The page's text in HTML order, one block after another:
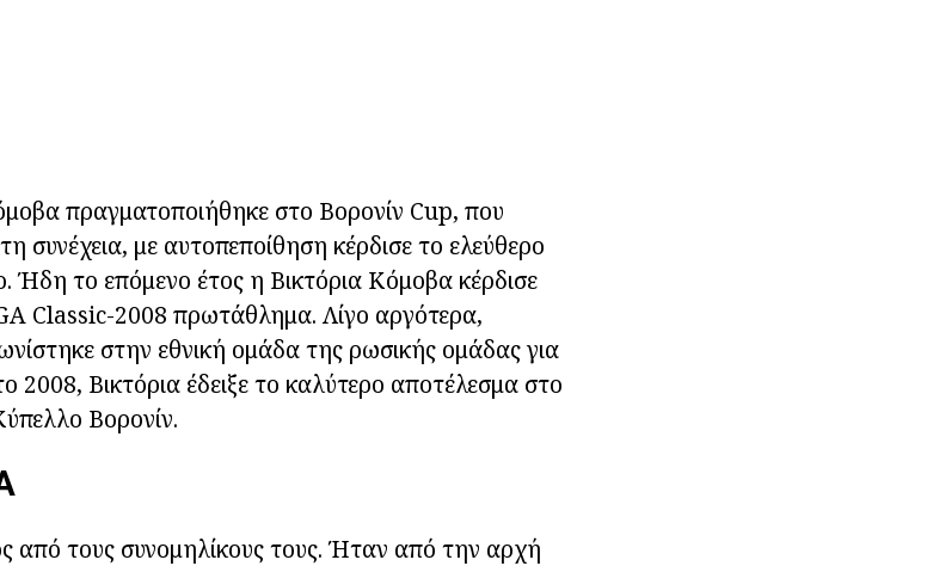
πραγματοποιήθηκε στο Βορονίν Cup, που
συνέχεια, με αυτοπεποίθηση κέρδισε το ελεύθερο
Ήδη το επόμενο έτος η Βικτόρια Κόμοβα κέρδισε
Classic-2008 πρωτάθλημα. Λίγο αργότερα,
στην εθνική ομάδα της ρωσικής ομάδας για
Βικτόρια έδειξε το καλύτερο αποτέλεσμα στο
Βορονίν.
από τους συνομηλίκους τους. Ήταν από την αρχή